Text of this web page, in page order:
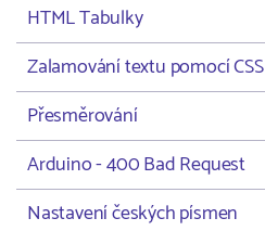
HTML Tabulky
Zalamování textu pomocí CSS
Přesměrování
Arduino - 400 Bad Request
Nastavení českých písmen